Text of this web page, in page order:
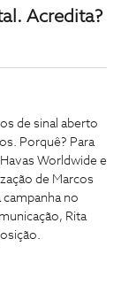
Acredita?
de sinal aberto
Porquê? Para
Worldwide e
de Marcos
campanha no
Rita